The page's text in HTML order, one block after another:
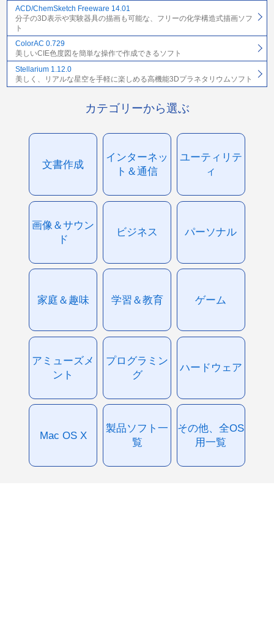
ACD/ChemSketch Freeware 14.01
分子の3D表示や実験器具の描画も可能な、フリーの化学構造式描画ソフ
ト
ColorAC 0.729
美しいCIE色度図を簡単な操作で作成できるソフト
Stellarium 1.12.0
美しく、リアルな星空を手軽に楽しめる高機能3Dプラネタリウムソフト
カテゴリーから選ぶ
文書作成
インターネッ
ト＆通信
ユーティリテ
ィ
画像＆サウン
ド
ビジネス パーソナル
家庭＆趣味 学習＆教育 ゲーム
アミューズメ
ント
プログラミン
グ
ハードウェア
Mac OS X
製品ソフト一
覧
その他、全OS
用一覧